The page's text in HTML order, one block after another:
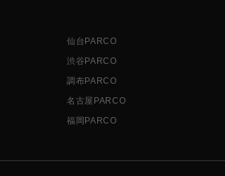
仙台PARCO
渋谷PARCO
調布PARCO
名古屋PARCO
福岡PARCO